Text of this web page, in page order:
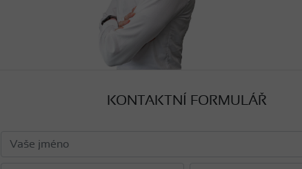
KONTAKTNÍ FORMULÁŘ